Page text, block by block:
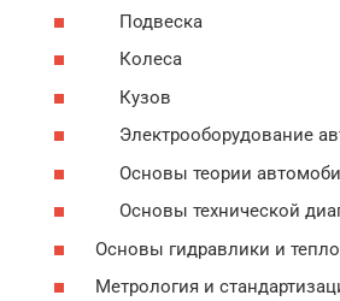
Подвеска
Колеса
Кузов
Электрооборудование
Основы теории
Основы технической
Основы гидравлики и
Метрология и